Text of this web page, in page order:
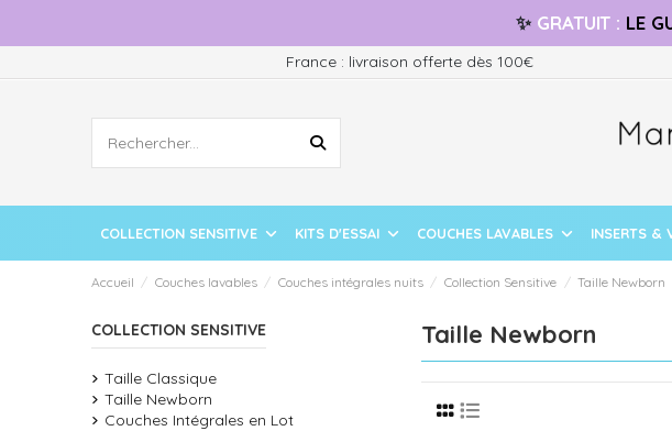
✨ GRATUIT : LE
France : livraison offerte dès 100€
COLLECTION SENSITIVE KITS D'ESSAI COUCHES LAVABLES INSERTS &
Accueil Couches lavables Couches intégrales nuits Collection Sensitive Taille Newborn
Taille Newborn
COLLECTION SENSITIVE
Taille Classique
Taille Newborn
Couches Intégrales en Lot